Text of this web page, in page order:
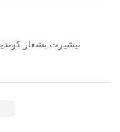
تيشيرت بشعار